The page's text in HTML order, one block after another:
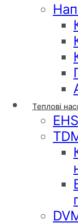
Теплові
EHS